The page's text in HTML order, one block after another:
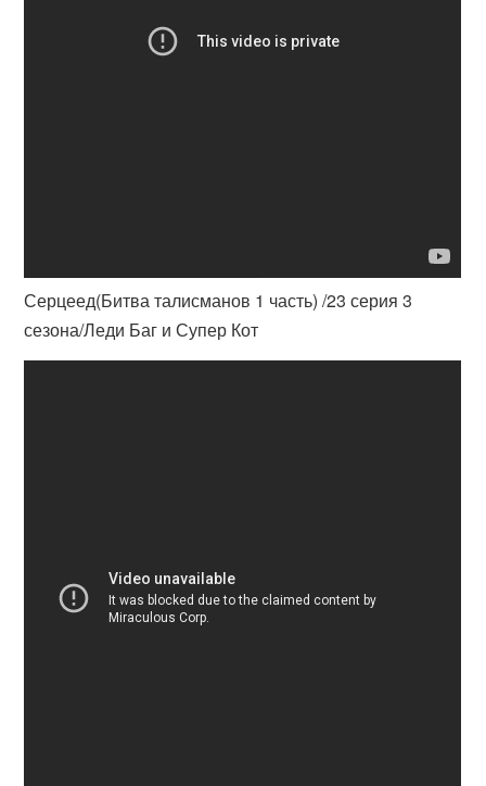
Серцеед(Битва талисманов 1 часть) /23 серия 3
сезона/Леди Баг и Супер Кот